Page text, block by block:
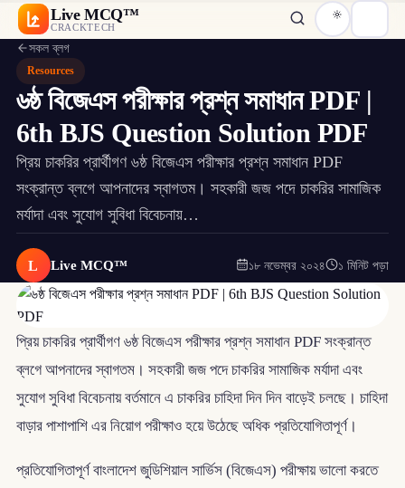
Live MCQ™
CRACKTECH
সকল ব্লগ
Resources
৬ষ্ঠ বিজেএস পরীক্ষার প্রশ্ন সমাধান PDF |
6th BJS Question Solution PDF
প্রিয় চাকরির প্রার্থীগণ ৬ষ্ঠ বিজেএস পরীক্ষার প্রশ্ন সমাধান PDF
সংক্রান্ত ব্লগে আপনাদের স্বাগতম। সহকারী জজ পদে চাকরির সামাজিক
মর্যাদা এবং সুযোগ সুবিধা বিবেচনায়…
L Live MCQ™ ১৮ নভেম্বর ২০২৪ ১ মিনিট পড়া
প্রিয় চাকরির প্রার্থীগণ ৬ষ্ঠ বিজেএস পরীক্ষার প্রশ্ন সমাধান PDF সংক্রান্ত
ব্লগে আপনাদের স্বাগতম। সহকারী জজ পদে চাকরির সামাজিক মর্যাদা এবং
সুযোগ সুবিধা বিবেচনায় বর্তমানে এ চাকরির চাহিদা দিন দিন বাড়েই চলছে। চাহিদা
বাড়ার পাশাপাশি এর নিয়োগ পরীক্ষাও হয়ে উঠেছে অধিক প্রতিযোগিতাপূর্ণ।
প্রতিযোগিতাপূর্ণ বাংলাদেশ জুডিশিয়াল সার্ভিস (বিজেএস) পরীক্ষায় ভালো করতে